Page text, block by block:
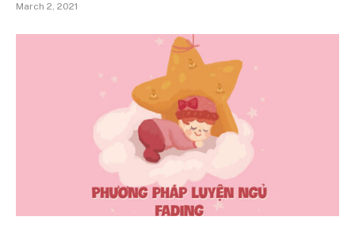
March 2, 2021